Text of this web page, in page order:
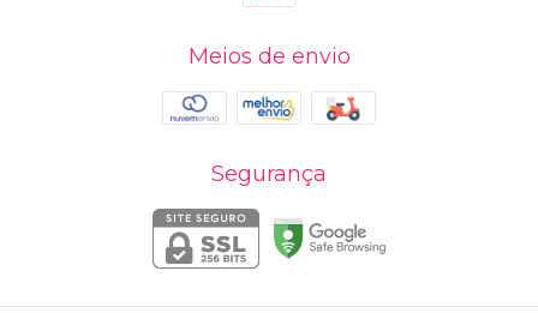
Meios de envio
Segurança